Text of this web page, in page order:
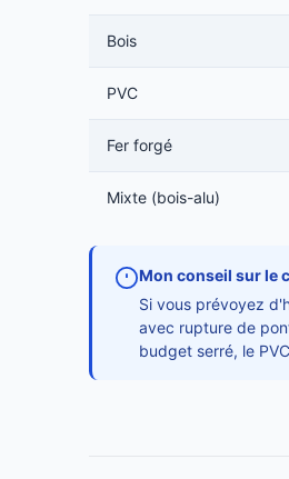
Bois
PVC
Fer forgé
Mixte (bois-alu)
Mon conseil sur le
Si vous prévoyez
avec rupture de
budget serré, le